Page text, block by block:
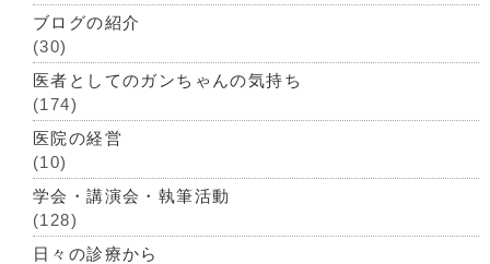
ブログの紹介
(30)
医者としてのガンちゃんの気持ち
(174)
医院の経営
(10)
学会・講演会・執筆活動
(128)
日々の診療から